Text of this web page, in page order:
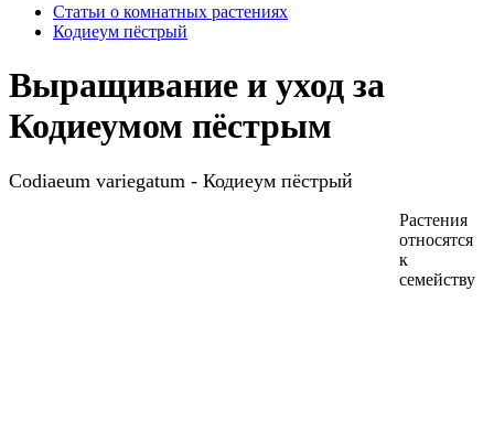
Статьи о комнатных растениях
Кодиеум пёстрый
Выращивание и уход за
Кодиеумом пёстрым
Codiaeum variegatum - Кодиеум пёстрый
Растения
относятся
к
семейству